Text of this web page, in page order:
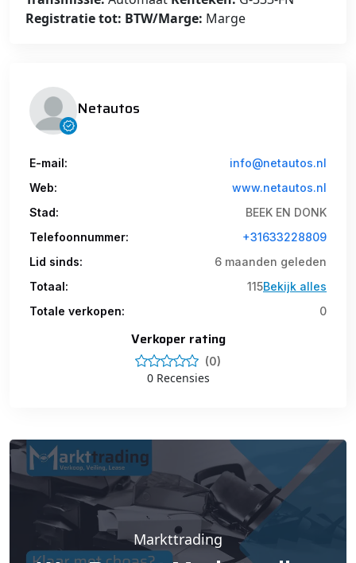
Registratie tot: BTW/Marge: Marge
Netautos
E-mail:
info@netautos.nl
Web:
www.netautos.nl
Stad:
BEEK EN DONK
Telefoonnummer:
+31633228809
Lid sinds:
6 maanden geleden
Totaal:
115Bekijk alles
Totale verkopen:
0
Verkoper rating
(0)
0 Recensies
Markttrading